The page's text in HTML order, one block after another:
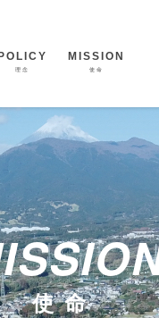
POLICY
理念
MISSION
使命
使命